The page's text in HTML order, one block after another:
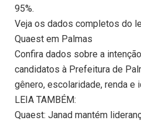
95%.
Veja os dados completos do
Quaest em Palmas
Confira dados sobre a
candidatos à Prefeitura de
gênero, escolaridade, renda e
LEIA TAMBÉM:
Quaest: Janad mantém